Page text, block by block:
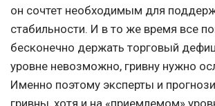
он сочтет необходимым для
стабильности. И в то же время все
бесконечно держать торговый
уровне невозможно, гривну нужно
Именно поэтому эксперты и